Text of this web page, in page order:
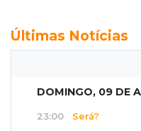
Últimas Notícias
DOMINGO, 09 DE
23:00 Será?